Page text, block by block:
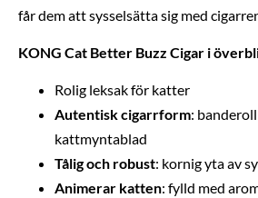
får dem att sysselsätta sig med
KONG Cat Better Buzz Cigar i
Rolig leksak för katter
Autentisk cigarrform:
kattmyntablad
Tålig och robust: kornig yta av
Animerar katten: fylld med